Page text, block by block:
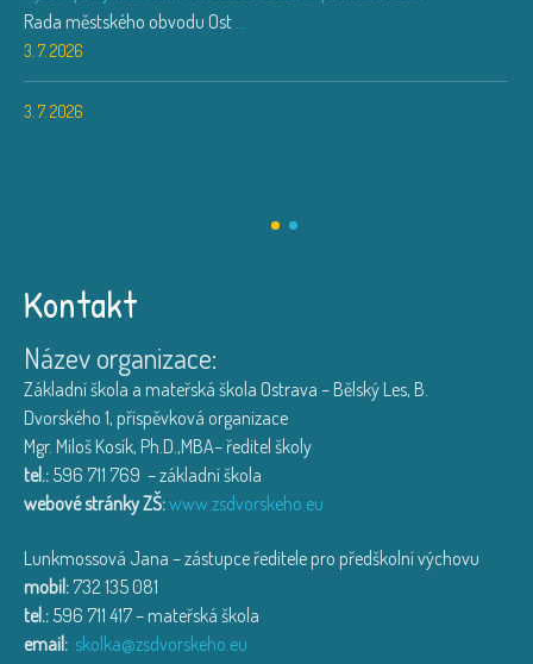
Rada městského obvodu Ost ...
3. 7. 2026
3. 7. 2026
Kontakt
Název organizace:
Základní škola a mateřská škola Ostrava – Bělský Les, B.
Dvorského 1, příspěvková organizace
Mgr. Miloš Kosík, Ph.D.,MBA– ředitel školy
tel.: 596 711 769 – základní škola
webové stránky ZŠ:www.zsdvorskeho.eu
Lunkmossová Jana – zástupce ředitele pro předškolní výchovu
mobil: 732 135 081
tel.: 596 711 417 – mateřská škola
email: skolka@zsdvorskeho.eu